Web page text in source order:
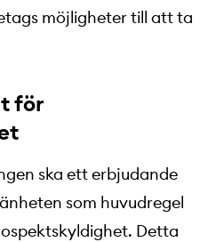
möjligheter till att ta
för
ska ett erbjudande
som huvudregel
Detta